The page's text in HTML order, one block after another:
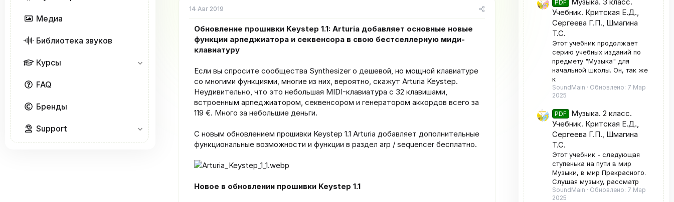
Медиа
Библиотека звуков
Курсы
FAQ
Бренды
Support
я
л
14 Авг 2019
Обновление прошивки Keystep 1.1: Arturia добавляет основные новые
функции арпеджиатора и секвенсора в свою бестселлерную миди-
клавиатуру
Если вы спросите сообщества Synthesizer о дешевой, но мощной клавиатуре
со многими функциями, многие из них, вероятно, скажут Arturia Keystep.
Неудивительно, что это небольшая MIDI-клавиатура с 32 клавишами,
встроенным арпеджиатором, секвенсором и генератором аккордов всего за
119 €. Много за небольшие деньги.
С новым обновлением прошивки Keystep 1.1 Arturia добавляет дополнительные
функциональные возможности и функции в раздел arp / sequencer бесплатно.
Новое в обновлении прошивки Keystep 1.1
PDF
Учебник. Критская Е.Д.,
Сергеева Г.П., Шмагина
Т.С.
Этот учебник продолжает
серию учебных изданий по
предмету "Музыка" для
начальной школы. Он, так же
к
SoundMain Обновлено: 7 Мар
2025
PDF
Музыка. 2 класс.
Учебник. Критская Е.Д.,
Сергеева Г.П., Шмагина
Т.С.
Этот учебник - следующая
ступенька на пути в мир
Музыки, в мир Прекрасного.
Слушая музыку, рассматр
SoundMain Обновлено: 7 Мар
2025